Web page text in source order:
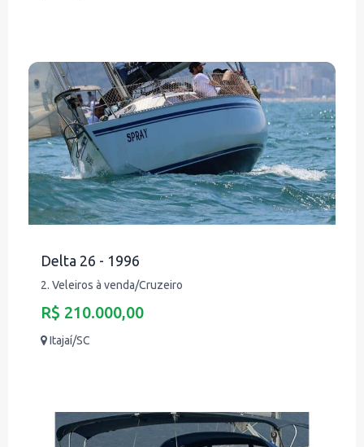
Delta 26 - 1996
2. Veleiros à venda/Cruzeiro
R$ 210.000,00
Itajaí/SC